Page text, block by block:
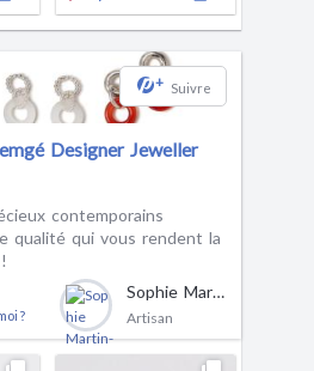
+ Suivre
Designer Jeweller
contemporains
qualité qui vous rendent la
?
Sophie Martin-Glinel
Artisan